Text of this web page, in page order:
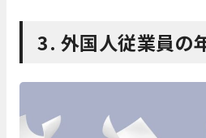
3. 外国人従業員の